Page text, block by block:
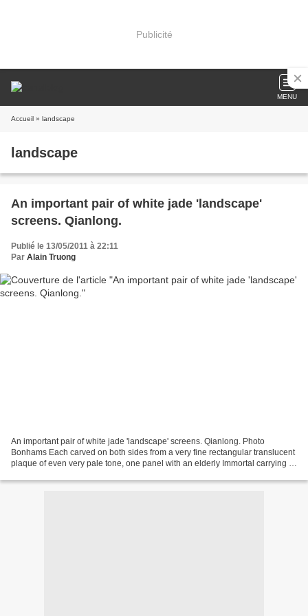
Publicité
MENU
Accueil » landscape
landscape
An important pair of white jade 'landscape'
screens. Qianlong.
Publié le 13/05/2011 à 22:11
Par Alain Truong
An important pair of white jade 'landscape' screens. Qianlong. Photo
Bonhams Each carved on both sides from a very fine rectangular translucent
plaque of even very pale tone, one panel with an elderly Immortal carrying a